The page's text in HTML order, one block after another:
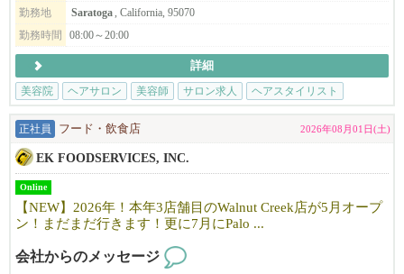
ヘアブース：月$900
スパルーム：月＄900
【サロンについて】
カリフォルニアで10年以上地元のお客様に愛されているJapanese h
「日本の技術で満足してもらいたい！」そんな思いで一人一人の
明るく、フレンドリーな雰囲気で、溶け込みやすい環境です。仕
事も親切・丁寧に教えますので安心して働けます。
まずはお気軽にfostercity@viangehair.comへご連絡下さい。ご応募
お待ちしております。
勤務地
Saratoga, California, 95070
勤務時間
08:00～20:00
詳細
美容院
ヘアサロン 美容師 サロン求人 ヘアスタイリスト
正社員 フード・飲食店 2026年08月01日(土)
EK FOODSERVICES, INC.
Online
【NEW】2026年！本年3店舗目のWalnut Creek店が5月オープ
ン！まだまだ行きます！更に7月にPalo ...
会社からのメッセージ